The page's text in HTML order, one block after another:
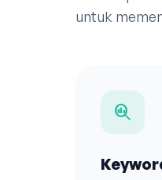
untuk
search_insights